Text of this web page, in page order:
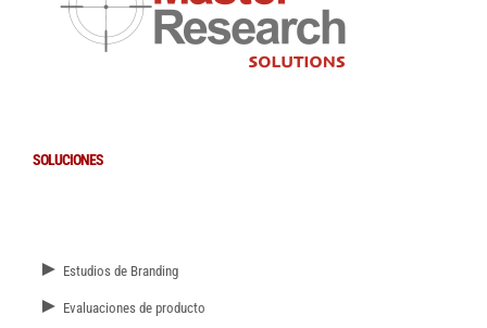
SOLUCIONES
► Estudios de Branding
► Evaluaciones de producto